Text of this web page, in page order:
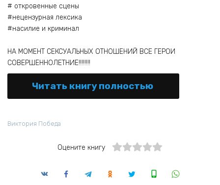
# откровенные сцены
#нецензурная лексика
#насилие и криминал
НА МОМЕНТ СЕКСУАЛЬНЫХ ОТНОШЕНИЙ ВСЕ ГЕРОИ
СОВЕРШЕННОЛЕТНИЕ!!!!!!!!
Читать книгу полностью
Виктория Победа
Оцените книгу